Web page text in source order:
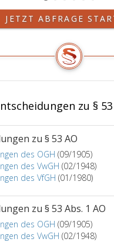
JETZT ABFRAGE
zu § 53
zu § 53 AO
des OGH (09/1905)
des VwGH (02/1948)
des VfGH (01/1980)
zu § 53 Abs. 1 AO
des OGH (09/1905)
des VwGH (02/1948)